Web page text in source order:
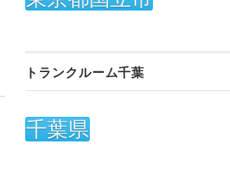
トランクルーム千葉
千葉県